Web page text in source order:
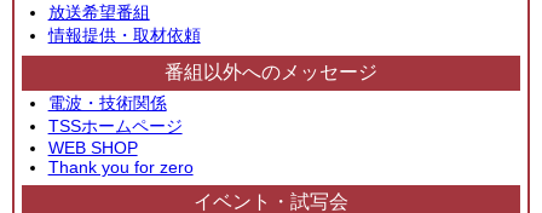
放送希望番組
情報提供・取材依頼
番組以外へのメッセージ
電波・技術関係
TSSホームページ
WEB SHOP
Thank you for zero
イベント・試写会